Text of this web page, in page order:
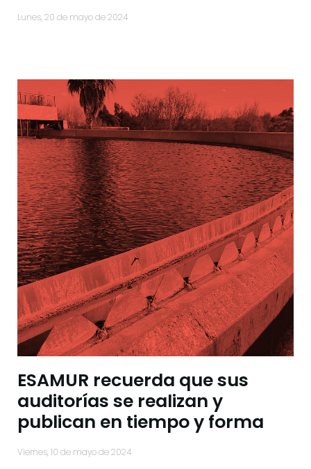
lunes, 20 de mayo de 2024
ESAMUR recuerda que sus
auditorías se realizan y
publican en tiempo y forma
viernes, 10 de mayo de 2024